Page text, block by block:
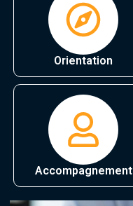
Orientation
Accompagnement